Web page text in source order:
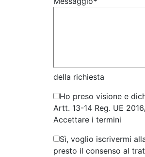
della richiesta
Ho preso visione e
Artt. 13-14 Reg. UE
Accettare i termini
Sì, voglio iscrivermi
presto il consenso al